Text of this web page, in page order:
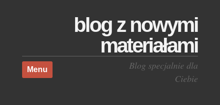
blog z nowymi
materiałami
Blog specjalnie dla
Ciebie
Menu
Skocz do treści